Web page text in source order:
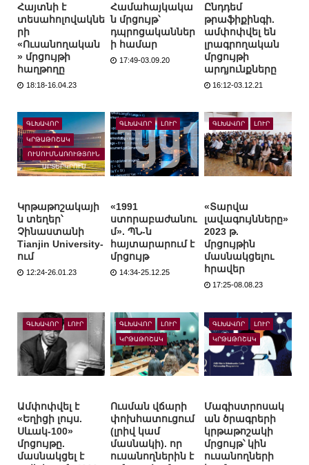
Հայտնի է
տեսահոլովակնե
րի
«Ուսանողական
» մրցույթի
հաղթողը
18:18-16.04.23
Համահայկակա
ն մրցույթ՝
դպրոցականներ
ի համար
17:49-03.09.20
Ընդդեմ
թրաֆիքինգի.
ամփոփվել են
լրագրողական
մրցույթի
արդյունքները
16:12-03.12.21
ԳԼԽԱՎՈՐ
ԿՐԹԱԹՈՇԱԿ
ՈՒՍՈՒՄՆԱՌՈՒԹՅՈՒՆ
ԱՐՏԵՐԿՐՈՒՄ
Կրթաթոշակայի
ն տեղեր՝
Չինաստանի
Tianjin University-
ում
12:24-26.01.23
ԳԼԽԱՎՈՐ ԼՈՒՐ
«1991
ստորաբաժանու
մ». ՊՆ-ն
հայտարարում է
մրցույթ
14:34-25.12.25
ԳԼԽԱՎՈՐ ԼՈՒՐ
«Տարվա
լավագույնները»
2023 թ.
մրցույթին
մասնակցելու
հրավեր
17:25-08.08.23
ԳԼԽԱՎՈՐ ԼՈՒՐ
Ամփոփվել է
«Եղիցի լույս.
Սևակ-100»
մրցույթը.
մասնակցել է
ԳԼԽԱՎՈՐ ԼՈՒՐ
ԿՐԹԱԹՈՇԱԿ
Ուսման վճարի
փոխհատուցում
(լրիվ կամ
մասնակի). որ
ուսանողներին է
ԳԼԽԱՎՈՐ ԼՈՒՐ
ԿՐԹԱԹՈՇԱԿ
Մագիստրոսակ
ան ծրագրերի
կրթաթոշակի
մրցույթ՝ կին
ուսանողների